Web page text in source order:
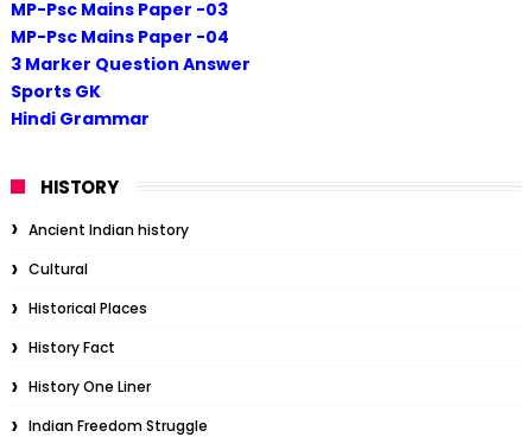
MP-Psc Mains Paper -03
MP-Psc Mains Paper -04
3 Marker Question Answer
Sports GK
Hindi Grammar
HISTORY
Ancient Indian history
Cultural
Historical Places
History Fact
History One Liner
Indian Freedom Struggle